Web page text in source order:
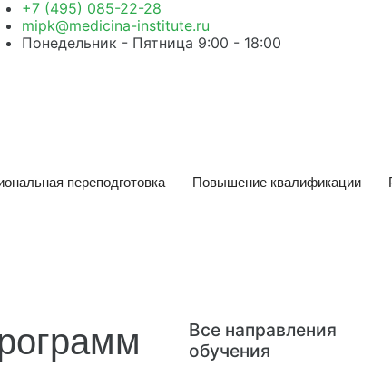
+7 (495) 085-22-28
mipk@medicina-institute.ru
Понедельник - Пятница 9:00 - 18:00
переподготовка Повышение квалификации
Все направления
обучения